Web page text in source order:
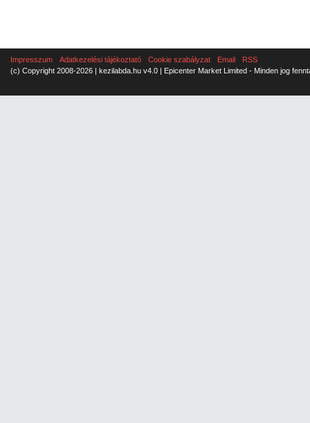
Impresszum Adatkezelési tájékoztató Cookie szabályzat Email
RSS
(c) Copyright 2008-2026 | kezilabda.hu v4.0 | Epicenter Market Limited - Minden jog